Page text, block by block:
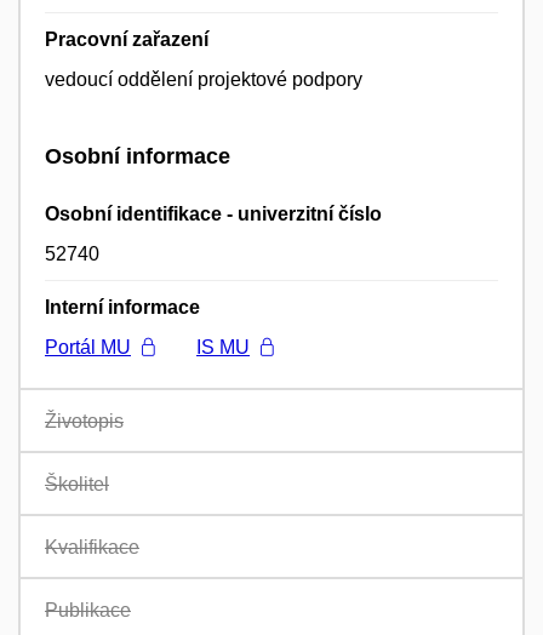
Pracovní zařazení
vedoucí oddělení projektové podpory
Osobní informace
Osobní identifikace - univerzitní číslo
52740
Interní informace
Portál MU
IS MU
Životopis
Školitel
Kvalifikace
Publikace